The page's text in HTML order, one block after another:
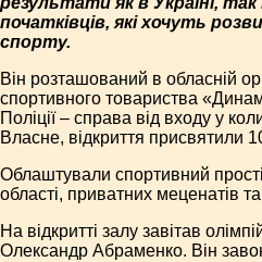
початківців, які хочуть
спорту.
Він розташований в обласній
спортивного товариства
Поліції – справа від входу у
Власне, відкриття присвятили
Облаштували спортивний
області, приватних меценатів
На відкритті залу завітав
Олександр Абраменко. Він